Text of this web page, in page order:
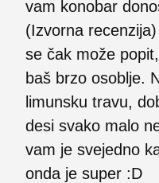
vam konobar
(Izvorna
se čak može
baš brzo osoblje.
limunsku travu,
desi svako malo
vam je svejedno
onda je super :D